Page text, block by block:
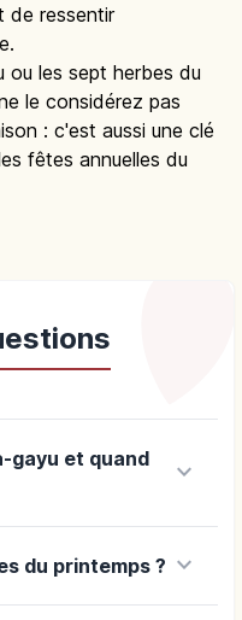
de ressentir
ou les sept herbes du
le considérez pas
: c'est aussi une clé
fêtes annuelles du
gayu et quand
keyboard_arrow_down
du printemps ? keyboard_arrow_down